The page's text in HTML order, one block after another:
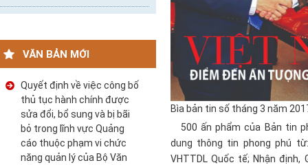
VĂN BẢN MỚI
Quyết định về việc công bố
thủ tục hành chính được
sửa đổi, bổ sung và bị bãi
bỏ trong lĩnh vực Quảng
cáo thuộc phạm vi chức
năng quản lý của Bộ Văn
Bìa bản tin số tháng 3 năm
500 ấn phẩm của Bản tin
dung thông tin phong phú
VHTTDL Quốc tế; Nhận